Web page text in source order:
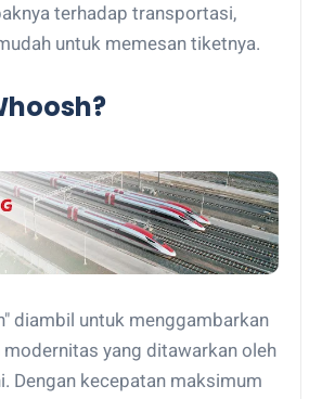
terhadap transportasi,
untuk memesan tiketnya.
diambil untuk menggambarkan
modernitas yang ditawarkan oleh
Dengan kecepatan maksimum